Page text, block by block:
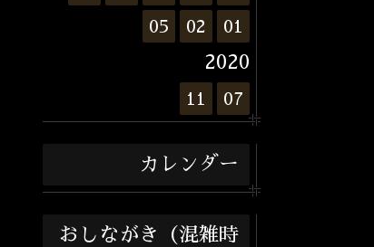
05 02 01
2020
11 07
カレンダー
おしながき（混雑時